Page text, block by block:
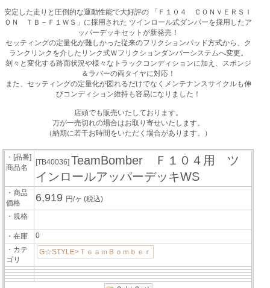
安定した走りと圧倒的な運動性能で大好評の 「Ｆ１０４ ＣＯＮＶＥＲＳＩ
ＯＮ ＴＢ－Ｆ１ＷＳ」に採用された ツインロール式ダンパーを採用したア
ッパーデッキセットが新発売！
セッティングの定量化が難しかった従来のフリクションパッド方式から、ク
ランクリンクを介したリンク式Ｗフリクションダンパーシステムへ変更。
刻々と変化する路面状況や様々なトラックコンディションに加え、スポンジ
＆ラバーの両タイヤに対応！
また、セッティングの定量化が図れるだけでなくメンテナンスサイクルも伸
びコンディション維持も容易になりました！
店頭でも販売いたしております。
万が一売切れの場合はお取り寄せいたします。
（納期に若干お時間をいただく場合があります。）
・[品番]
商品名
[TB40036] TeamBomber Ｆ１０４用 ツ
インロールアッパーデッキWS
・商品
価格
6,919 円/ヶ(税込)
・規格
・在庫
0
・カテ
ゴリ
G☆STYLE>ＴｅａｍＢｏｍｂｅｒ